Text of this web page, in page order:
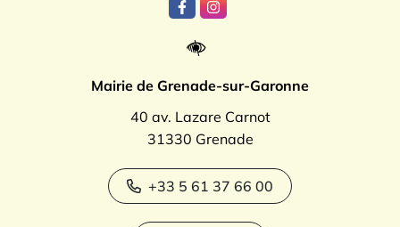
Lien vers le compte Facebook
Lien vers le compte
Mairie de Grenade-sur-Garonne
40 av. Lazare Carnot
31330 Grenade
+33 5 61 37 66 00